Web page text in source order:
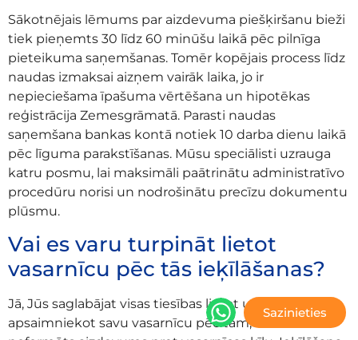
Sākotnējais lēmums par aizdevuma piešķiršanu bieži
tiek pieņemts 30 līdz 60 minūšu laikā pēc pilnīga
pieteikuma saņemšanas. Tomēr kopējais process līdz
naudas izmaksai aizņem vairāk laika, jo ir
nepieciešama īpašuma vērtēšana un hipotēkas
reģistrācija Zemesgrāmatā. Parasti naudas
saņemšana bankas kontā notiek 10 darba dienu laikā
pēc līguma parakstīšanas. Mūsu speciālisti uzrauga
katru posmu, lai maksimāli paātrinātu administratīvo
procedūru norisi un nodrošinātu precīzu dokumentu
plūsmu.
Vai es varu turpināt lietot
vasarnīcu pēc tās ieķīlāšanas?
Jā, Jūs saglabājat visas tiesības lietot un
apsaimniekot savu vasarnīcu pēc tam, kad ir
Sazinieties